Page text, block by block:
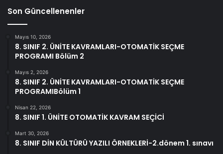
Son Güncellenenler
Mayıs 10, 2026
8. SINIF 2. ÜNİTE KAVRAMLARI-OTOMATİK SEÇME
PROGRAMI Bölüm 2
Mayıs 2, 2026
8. SINIF 2. ÜNİTE KAVRAMLARI-OTOMATİK SEÇME
PROGRAMIBölüm 1
Nisan 22, 2026
8. SINIF 1. ÜNİTE OTOMATİK KAVRAM SEÇİCİ
Mart 30, 2026
8. SINIF DİN KÜLTÜRÜ YAZILI ÖRNEKLERİ-2.dönem 1. sınavı